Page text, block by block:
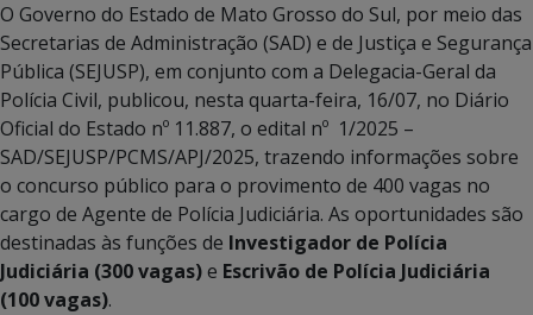
O Governo do Estado de Mato Grosso do Sul, por meio das
Secretarias de Administração (SAD) e de Justiça e Segurança
Pública (SEJUSP), em conjunto com a Delegacia-Geral da
Polícia Civil, publicou, nesta quarta-feira, 16/07, no Diário
Oficial do Estado nº 11.887, o edital nº 1/2025 –
SAD/SEJUSP/PCMS/APJ/2025, trazendo informações sobre
o concurso público para o provimento de 400 vagas no
cargo de Agente de Polícia Judiciária. As oportunidades são
destinadas às funções de Investigador de Polícia
Judiciária (300 vagas)e Escrivão de Polícia Judiciária
(100 vagas).